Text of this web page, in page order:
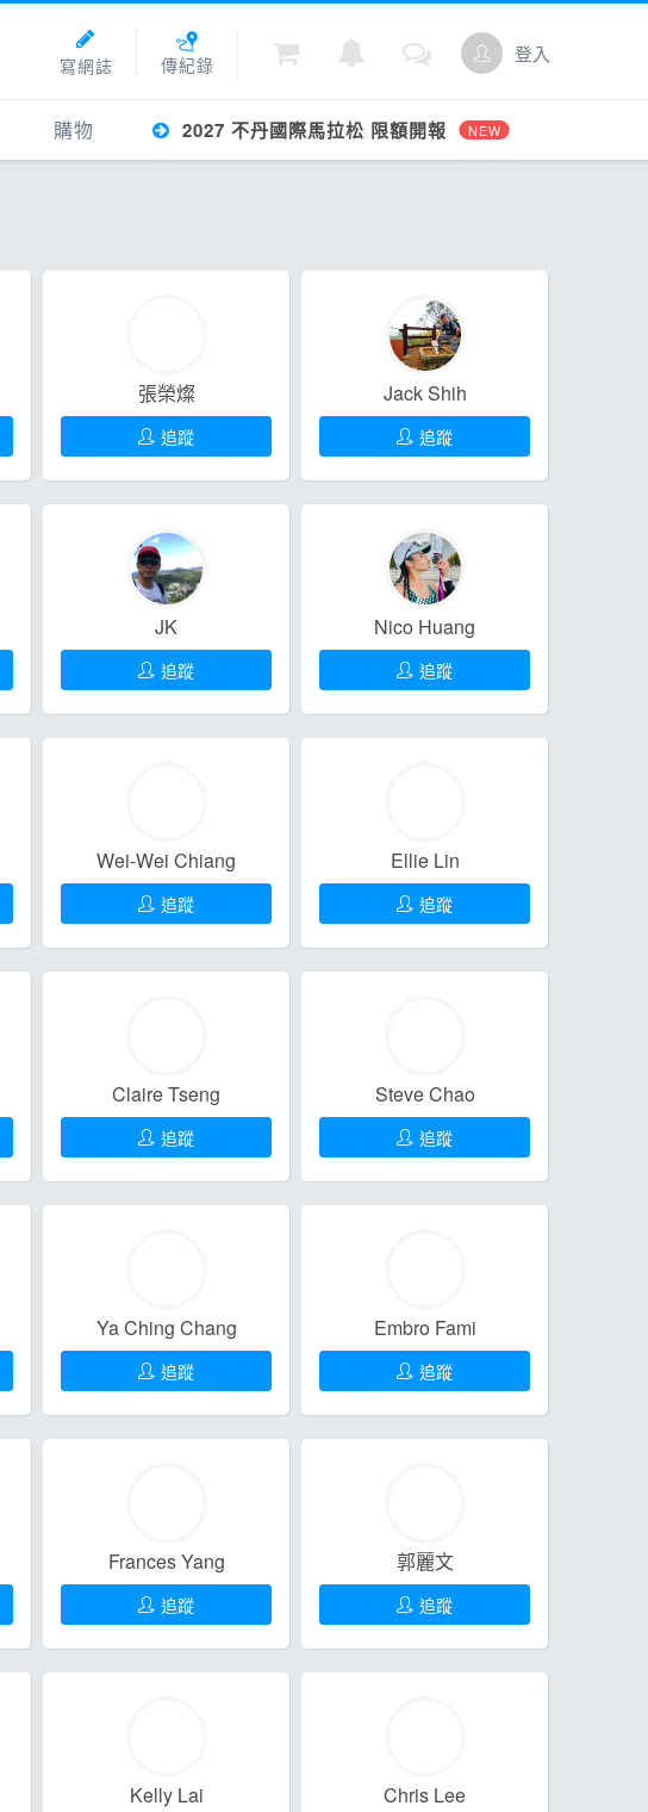
寫網誌 傳紀錄 登入
購物 2027 不丹國際馬拉松 限額開報 NEW
張榮燦
追蹤
Jack Shih
追蹤
JK
追蹤
Nico Huang
追蹤
Wei-Wei Chiang
追蹤
Ellie Lin
追蹤
Claire Tseng
追蹤
Steve Chao
追蹤
Ya Ching Chang
追蹤
Embro Fami
追蹤
Frances Yang
追蹤
郭麗文
追蹤
Kelly Lai Chris Lee